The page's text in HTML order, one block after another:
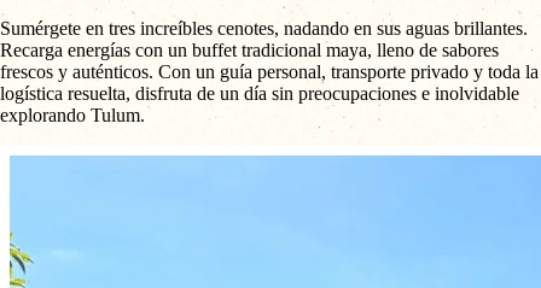
Sumérgete en tres increíbles cenotes, nadando en sus aguas brillantes.
Recarga energías con un buffet tradicional maya, lleno de sabores
frescos y auténticos. Con un guía personal, transporte privado y toda la
logística resuelta, disfruta de un día sin preocupaciones e inolvidable
explorando Tulum.